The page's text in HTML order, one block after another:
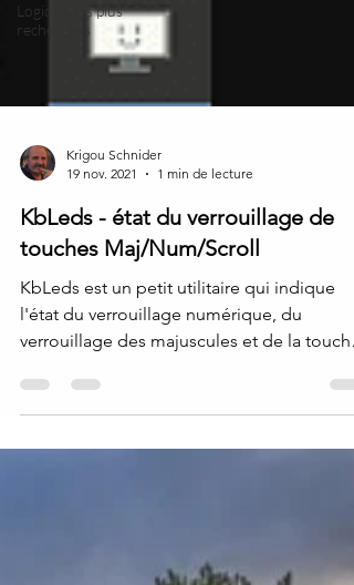
Logiciels les plus
recherchés
19 nov. 2021
1 min de lecture
KbLeds - état du verrouillage de
touches Maj/Num/Scroll
KbLeds est un petit utilitaire qui indique
l'état du verrouillage numérique, du